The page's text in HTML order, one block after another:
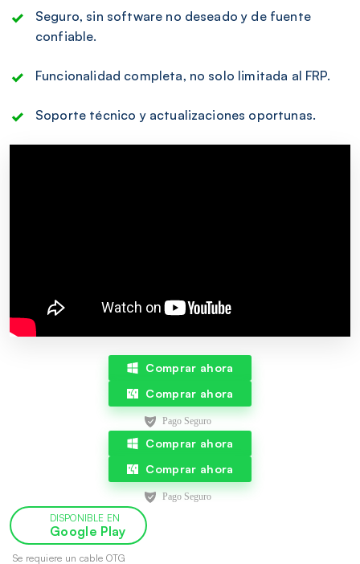
Seguro, sin software no deseado y de fuente
confiable.
Funcionalidad completa, no solo limitada al FRP.
Soporte técnico y actualizaciones oportunas.
Comprar ahora
Comprar ahora
Comprar ahora
Comprar ahora
DISPONIBLE EN
Google Play
Se requiere un cable OTG